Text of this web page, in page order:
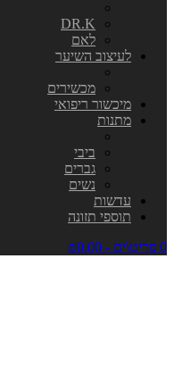
DR.K
לאם
לעיצוב השיער
מכשירים
מיכשור ריפואי
מתנות
ביבי
גברים
נשים
עדשות
תוספי תזונה
0 פריט\ים - ₪0.00